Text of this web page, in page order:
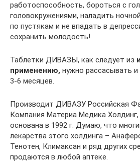
работоспособность, бороться с
головокружениями, наладить
по пустякам и не впадать в
сохранить молодость!
Таблетки ДИВАЗЫ, как следует из
применению, нужно рассасывать
3-6 месяцев.
Производит ДИВАЗУ Российская
Компания Материа Медика
основана в 1992 г. Думаю, что
лекарства этого холдинга –
Тенотен, Климаксан и ряд других
продаются в любой аптеке.